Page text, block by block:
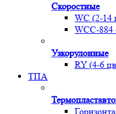
Скоростные
WС (2-14
WСС-884
Узкорулонные
RY (4-6
ТПА